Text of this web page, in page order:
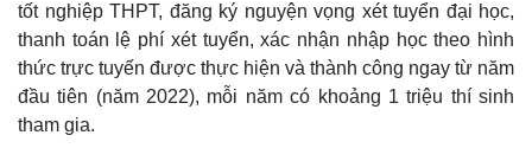
tốt nghiệp THPT, đăng ký nguyện vọng xét tuyển đại học,
thanh toán lệ phí xét tuyển, xác nhận nhập học theo hình
thức trực tuyến được thực hiện và thành công ngay từ năm
đầu tiên (năm 2022), mỗi năm có khoảng 1 triệu thí sinh
tham gia.